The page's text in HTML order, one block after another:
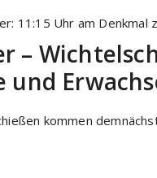
11:15 Uhr am Denkmal
–
und
kommen